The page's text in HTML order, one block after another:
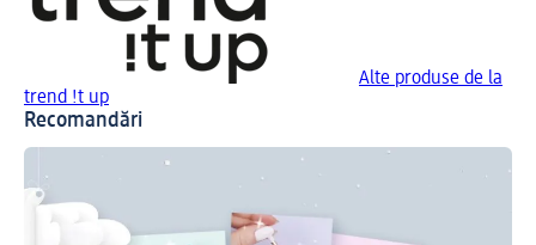
Alte produse de la
trend !t up
Recomandări